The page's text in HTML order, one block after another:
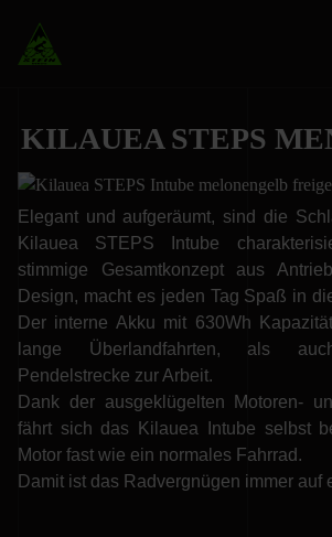
KILAUEA STEPS
Elegant und aufgeräumt, sind die
Kilauea STEPS Intube
stimmige Gesamtkonzept aus
Design, macht es jeden Tag Spaß in
Der interne Akku mit 630Wh
lange Überlandfahrten, als
Pendelstrecke zur Arbeit.
Dank der ausgeklügelten Motoren-
fährt sich das Kilauea Intube selbst
Motor fast wie ein normales Fahrrad.
Damit ist das Radvergnügen immer auf